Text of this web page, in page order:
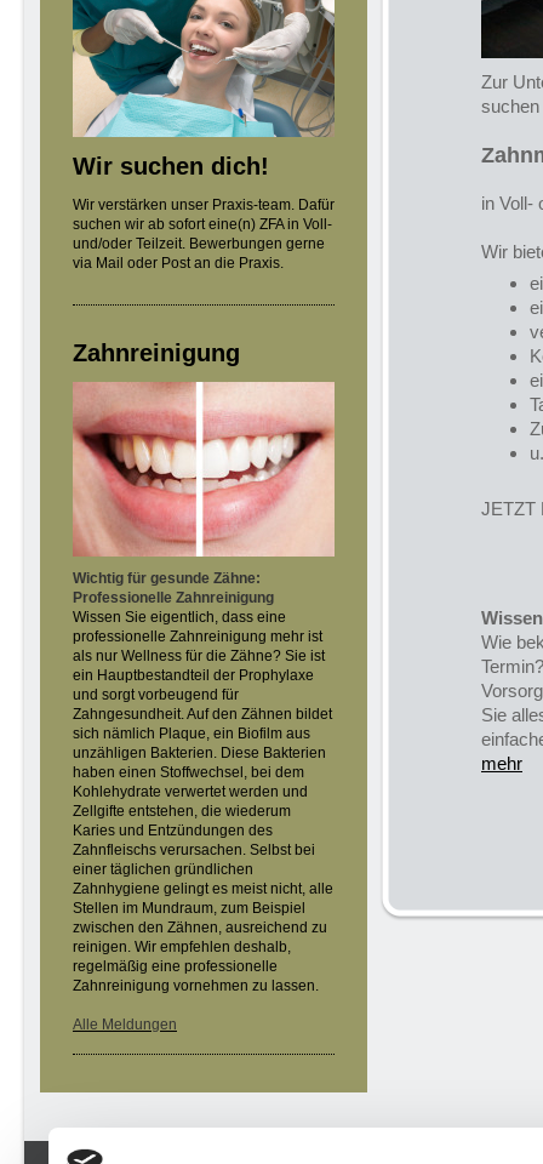
Zur
suchen
in Voll-
Wir
JETZT
Wie
Sie
mehr
Wir suchen dich!
Wir verstärken unser Praxis-team. Dafür
suchen wir ab sofort eine(n) ZFA in Voll-
und/oder Teilzeit. Bewerbungen gerne
via Mail oder Post an die Praxis.
Zahnreinigung
Wichtig für gesunde Zähne:
Professionelle Zahnreinigung
Wissen Sie eigentlich, dass eine
professionelle Zahnreinigung mehr ist
als nur Wellness für die Zähne? Sie ist
ein Hauptbestandteil der Prophylaxe
und sorgt vorbeugend für
Zahngesundheit. Auf den Zähnen bildet
sich nämlich Plaque, ein Biofilm aus
unzähligen Bakterien. Diese Bakterien
haben einen Stoffwechsel, bei dem
Kohlehydrate verwertet werden und
Zellgifte entstehen, die wiederum
Karies und Entzündungen des
Zahnfleischs verursachen. Selbst bei
einer täglichen gründlichen
Zahnhygiene gelingt es meist nicht, alle
Stellen im Mundraum, zum Beispiel
zwischen den Zähnen, ausreichend zu
reinigen. Wir empfehlen deshalb,
regelmäßig eine professionelle
Zahnreinigung vornehmen zu lassen.
Alle Meldungen
Druckversion